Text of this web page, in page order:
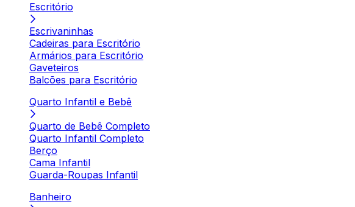
Escritório
Escrivaninhas
Cadeiras para Escritório
Armários para Escritório
Gaveteiros
Balcões para Escritório
Quarto Infantil e Bebê
Quarto de Bebê Completo
Quarto Infantil Completo
Berço
Cama Infantil
Guarda-Roupas Infantil
Banheiro